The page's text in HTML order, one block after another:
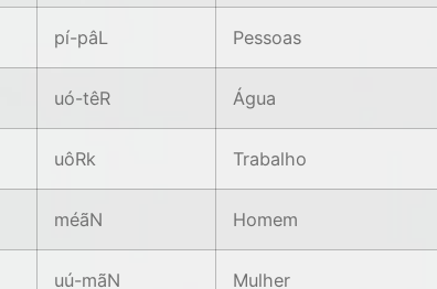
pí-pâL Pessoas
uó-têR Água
uôRk Trabalho
méãN Homem
uú-mãN Mulher